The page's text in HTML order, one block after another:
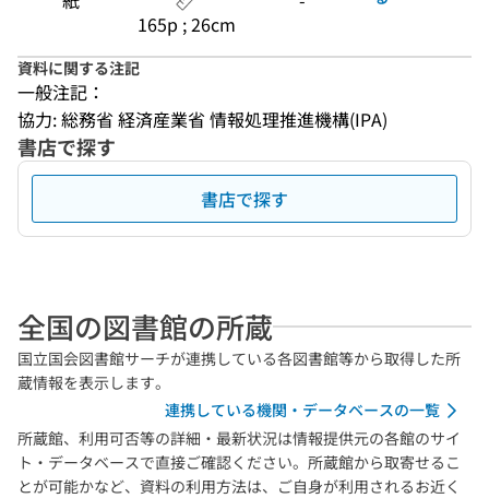
165p ; 26cm
資料に関する注記
一般注記：
協力: 総務省 経済産業省 情報処理推進機構(IPA)
書店で探す
書店で探す
全国の図書館の所蔵
国立国会図書館サーチが連携している各図書館等から取得した所
蔵情報を表示します。
連携している機関・データベースの一覧
所蔵館、利用可否等の詳細・最新状況は情報提供元の各館のサイ
ト・データベースで直接ご確認ください。所蔵館から取寄せるこ
とが可能かなど、資料の利用方法は、ご自身が利用されるお近く